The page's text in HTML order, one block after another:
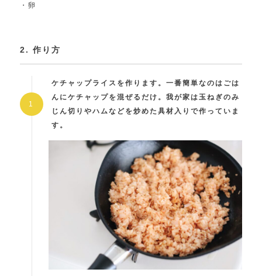
・卵
2. 作り方
ケチャップライスを作ります。一番簡単なのはごは
んにケチャップを混ぜるだけ。我が家は玉ねぎのみ
じん切りやハムなどを炒めた具材入りで作っていま
す。